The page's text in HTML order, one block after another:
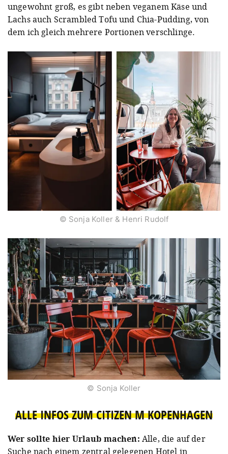
ungewohnt groß, es gibt neben veganem Käse und
Lachs auch Scrambled Tofu und Chia-Pudding, von
dem ich gleich mehrere Portionen verschlinge.
© Sonja Koller & Henri Rudolf
© Sonja Koller
ALLE INFOS ZUM CITIZEN M KOPENHAGEN
Wer sollte hier Urlaub machen: Alle, die auf der
Suche nach einem zentral gelegenen Hotel in